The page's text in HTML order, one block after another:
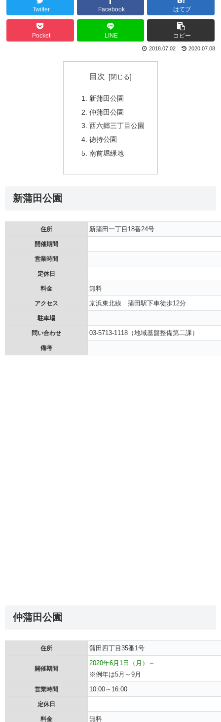
Twitter Facebook はてブ
Pocket LINE コピー
2020.07.08
2018.07.02
目次
新蒲田公園
仲蒲田公園
西六郷三丁目公園
徳持公園
南前堀緑地
新蒲田公園
住所 新蒲田一丁目18番24号
開催期間
営業時間
定休日
料金 無料
アクセス 京浜東北線 蒲田駅下車徒歩12分
駐車場
問い合わせ 03-5713-1118（地域基盤整備第二課）
備考
仲蒲田公園
住所 蒲田四丁目35番1号
開催期間
2020年6月1日（月）～
※例年は5月～9月
営業時間 10:00～16:00
定休日
料金 無料